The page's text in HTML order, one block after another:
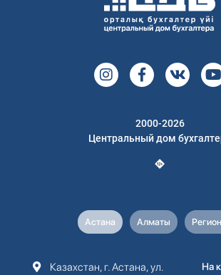
2000-2026
Центральный дом
Астана Алматы
Казахстан, г. Астана, ул.
На